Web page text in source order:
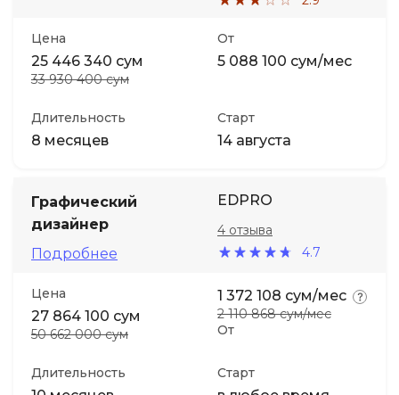
Цена
25 446 340 сум
33 930 400 сум
От
5 088 100 сум/мес
Длительность
8 месяцев
Старт
14 августа
Графический
дизайнер
Подробнее
EDPRO
4.7
4 отзыва
Цена
27 864 100 сум
50 662 000 сум От
1 372 108 сум/мес
2 110 868 сум/мес
Длительность Старт